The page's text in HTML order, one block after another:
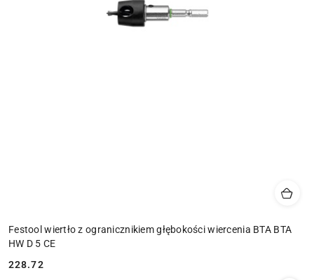
Festool wiertło z ogranicznikiem głębokości wiercenia BTA BTA
HW D 5 CE
Cena:
228.72